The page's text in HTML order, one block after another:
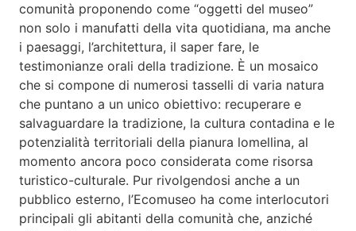
comunità proponendo come “oggetti del museo”
non solo i manufatti della vita quotidiana, ma anche
i paesaggi, l’architettura, il saper fare, le
testimonianze orali della tradizione. È un mosaico
che si compone di numerosi tasselli di varia natura
che puntano a un unico obiettivo: recuperare e
salvaguardare la tradizione, la cultura contadina e le
potenzialità territoriali della pianura lomellina, al
momento ancora poco considerata come risorsa
turistico-culturale. Pur rivolgendosi anche a un
pubblico esterno, l’Ecomuseo ha come interlocutori
principali gli abitanti della comunità che, anziché